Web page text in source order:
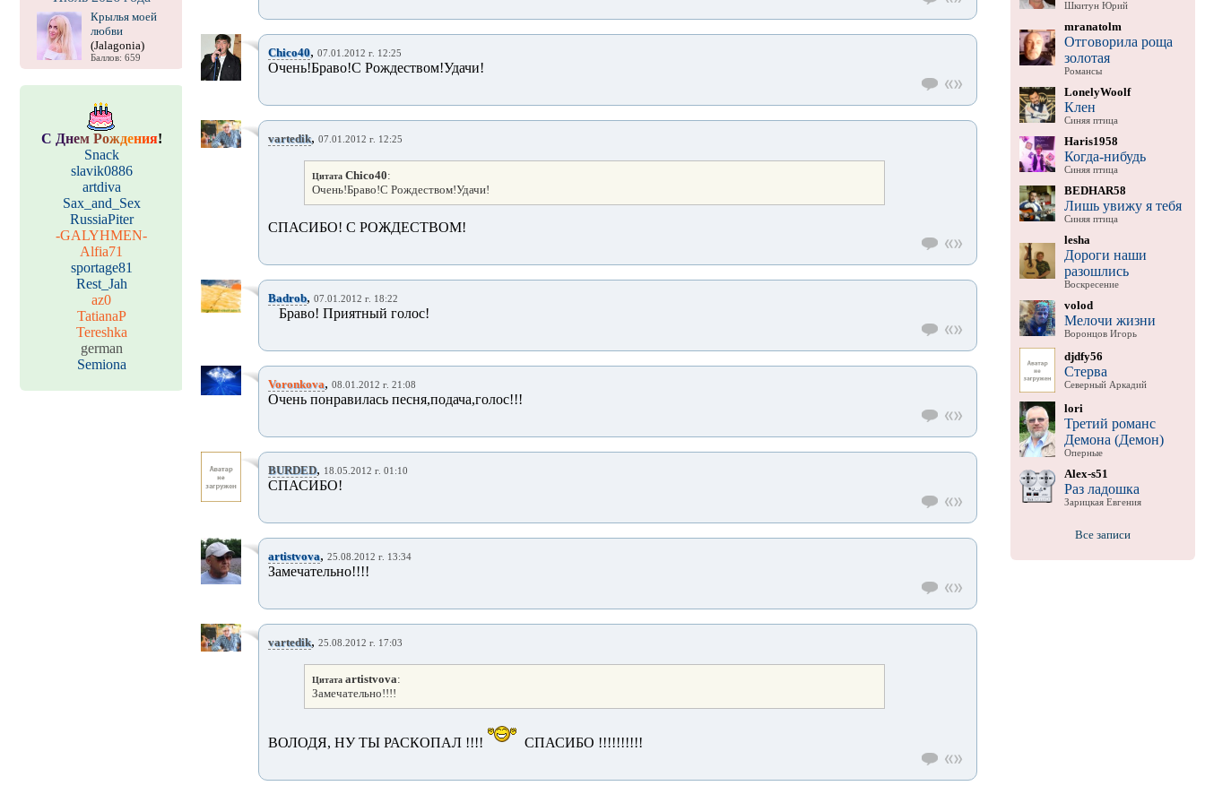
Крылья моей
любви
(Jalagonia)
Баллов: 659
С Днем Рождения!
Snack
slavik0886
artdiva
Sax_and_Sex
RussiaPiter
-GALYHMEN-
Alfia71
sportage81
Rest_Jah
az0
TatianaP
Tereshka
german
Semiona
Chico40, 07.01.2012 г. 12:25
Очень!Браво!С Рождеством!Удачи!
vartedik, 07.01.2012 г. 12:25
ЦитатаChico40:
Очень!Браво!С Рождеством!Удачи!
СПАСИБО! С РОЖДЕСТВОМ!
Badrob, 07.01.2012 г. 18:22
Браво! Приятный голос!
Voronkova, 08.01.2012 г. 21:08
Очень понравилась песня,подача,голос!!!
BURDED, 18.05.2012 г. 01:10
СПАСИБО!
artistvova, 25.08.2012 г. 13:34
Замечательно!!!!
vartedik, 25.08.2012 г. 17:03
Цитатаartistvova:
Замечательно!!!!
ВОЛОДЯ, НУ ТЫ РАСКОПАЛ !!!! СПАСИБО !!!!!!!!!!
Шкитун Юрий
mranatolm
Отговорила роща
золотая
Романсы
LonelyWoolf
Клен
Синяя птица
Haris1958
Когда-нибудь
Синяя птица
BEDHAR58
Лишь увижу я тебя
Синяя птица
lesha
Дороги наши
разошлись
Воскресение
volod
Мелочи жизни
Воронцов Игорь
djdfy56
Стерва
Северный Аркадий
lori
Третий романс
Демона (Демон)
Оперные
Alex-s51
Раз ладошка
Зарицкая Евгения
Все записи